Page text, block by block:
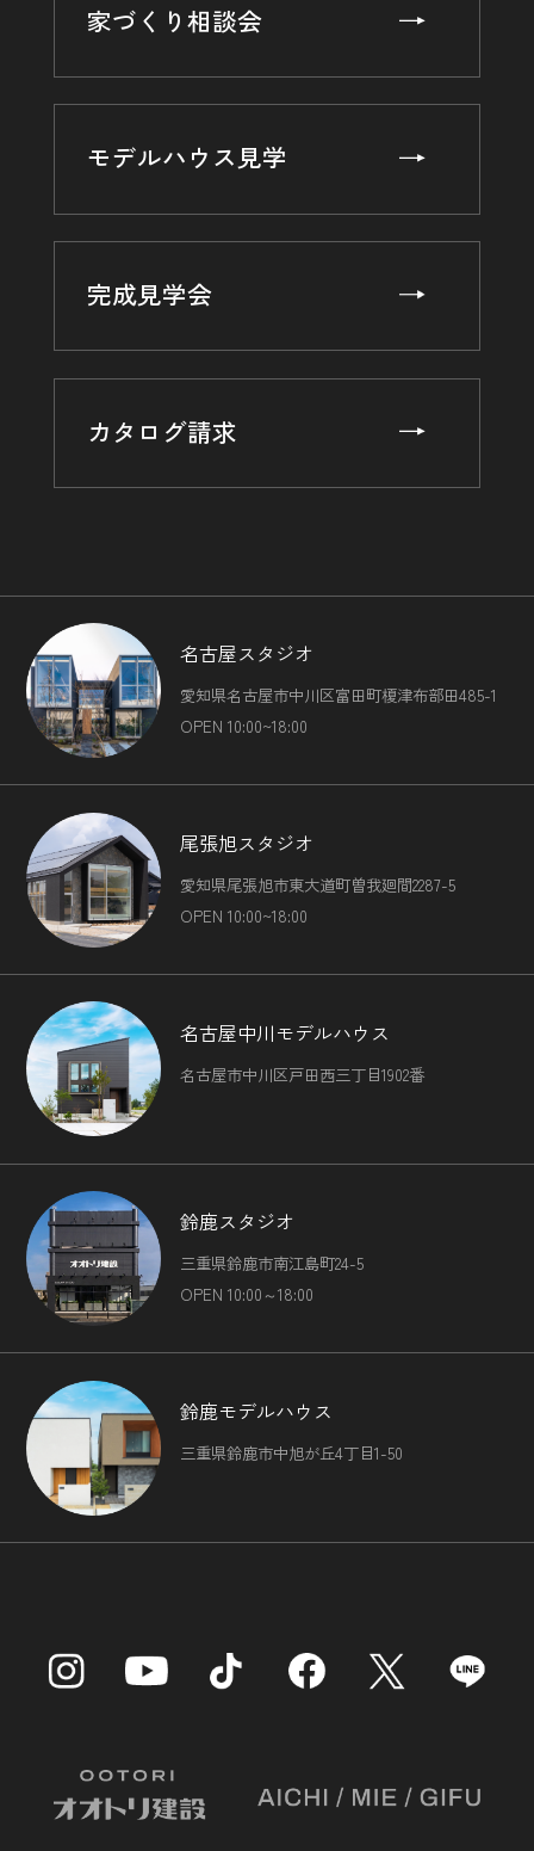
家づくり相談会
モデルハウス見学
完成見学会
カタログ請求
名古屋スタジオ
愛知県名古屋市中川区富田町榎津布部田485-1
OPEN 10:00~18:00
尾張旭スタジオ
愛知県尾張旭市東大道町曽我廻間2287-5
OPEN 10:00~18:00
名古屋中川モデルハウス
名古屋市中川区戸田西三丁目1902番
鈴鹿スタジオ
三重県鈴鹿市南江島町24-5
OPEN 10:00～18:00
鈴鹿モデルハウス
三重県鈴鹿市中旭が丘4丁目1-50